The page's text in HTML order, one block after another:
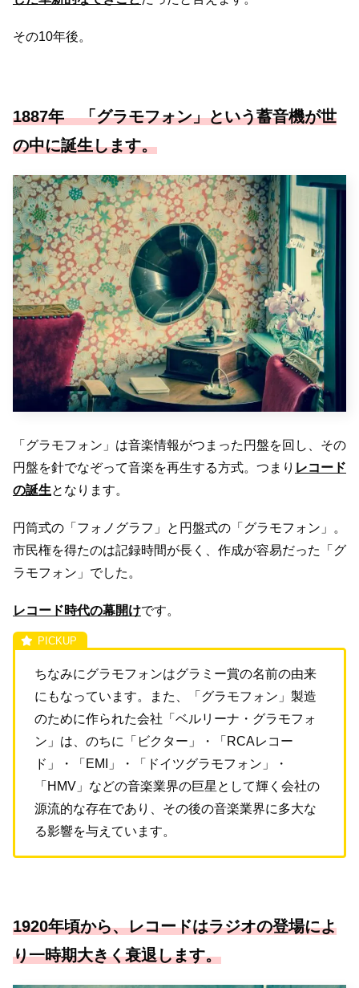
その10年後。
1887年 「グラモフォン」という蓄音機が世
の中に誕生します。
「グラモフォン」は音楽情報がつまった円盤を回し、その
円盤を針でなぞって音楽を再生する方式。つまり レコード
の誕生となります。
円筒式の「フォノグラフ」と円盤式の「グラモフォン」。
市民権を得たのは記録時間が長く、作成が容易だった「グ
ラモフォン」でした。
レコード時代の幕開けです。
ちなみにグラモフォンはグラミー賞の名前の由来
にもなっています。また、「グラモフォン」製造
のために作られた会社「ベルリーナ・グラモフォ
ン」は、のちに「ビクター」・「RCAレコー
ド」・「EMI」・「ドイツグラモフォン」・
「HMV」などの音楽業界の巨星として輝く会社の
源流的な存在であり、その後の音楽業界に多大な
る影響を与えています。
1920年頃から、レコードはラジオの登場によ
り一時期大きく衰退します。